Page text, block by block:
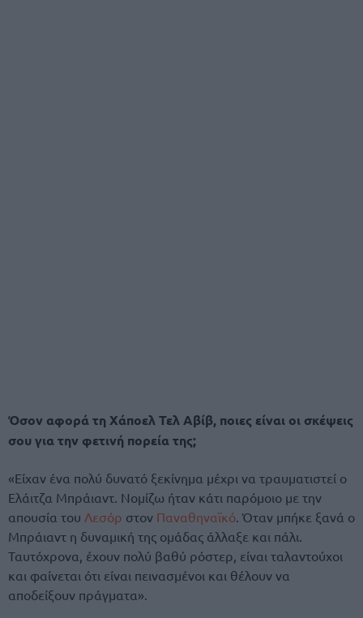
Όσον αφορά τη Χάποελ Τελ Αβίβ, ποιες είναι οι σκέψεις
σου για την φετινή πορεία της;
«Είχαν ένα πολύ δυνατό ξεκίνημα μέχρι να τραυματιστεί ο
Ελάιτζα Μπράιαντ. Νομίζω ήταν κάτι παρόμοιο με την
απουσία του Λεσόρ στον Παναθηναϊκό . Όταν μπήκε ξανά ο
Μπράιαντ η δυναμική της ομάδας άλλαξε και πάλι.
Ταυτόχρονα, έχουν πολύ βαθύ ρόστερ, είναι ταλαντούχοι
και φαίνεται ότι είναι πεινασμένοι και θέλουν να
αποδείξουν πράγματα».